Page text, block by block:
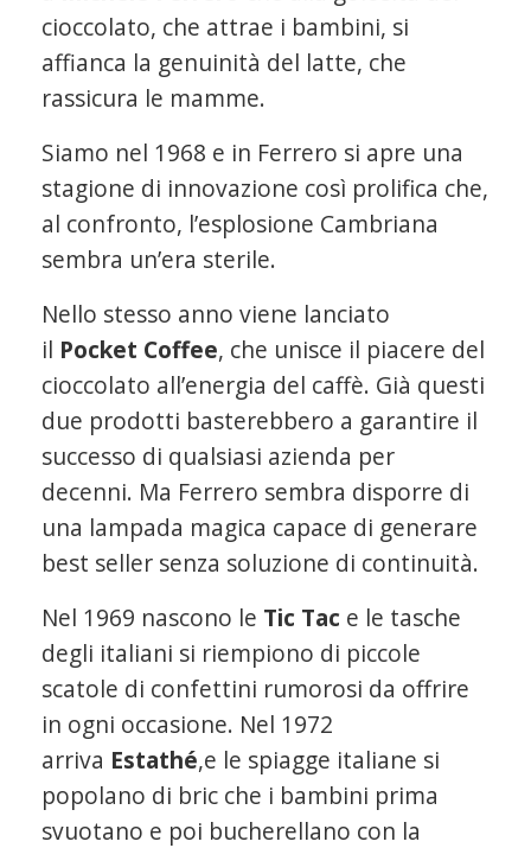
cioccolato, che attrae i bambini, si
affianca la genuinità del latte, che
rassicura le mamme.
Siamo nel 1968 e in Ferrero si apre una
stagione di innovazione così prolifica che,
al confronto, l’esplosione Cambriana
sembra un’era sterile.
Nello stesso anno viene lanciato
il Pocket Coffee, che unisce il piacere del
cioccolato all’energia del caffè. Già questi
due prodotti basterebbero a garantire il
successo di qualsiasi azienda per
decenni. Ma Ferrero sembra disporre di
una lampada magica capace di generare
best seller senza soluzione di continuità.
Nel 1969 nascono le Tic Tac e le tasche
degli italiani si riempiono di piccole
scatole di confettini rumorosi da offrire
in ogni occasione. Nel 1972
arriva Estathé,e le spiagge italiane si
popolano di bric che i bambini prima
svuotano e poi bucherellano con la